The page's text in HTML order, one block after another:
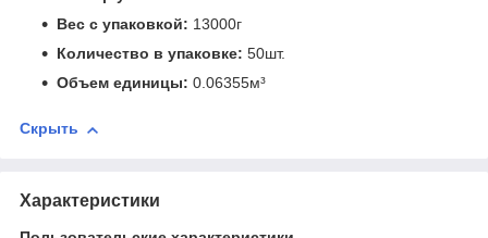
Вес с упаковкой: 13000г
Количество в упаковке: 50шт.
Объем единицы: 0.06355м³
Скрыть
Характеристики